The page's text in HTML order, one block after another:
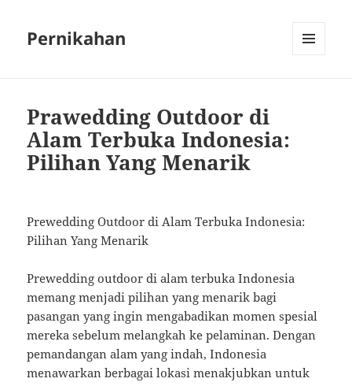
Pernikahan
Prawedding Outdoor di
Alam Terbuka Indonesia:
Pilihan Yang Menarik
Prewedding Outdoor di Alam Terbuka Indonesia:
Pilihan Yang Menarik
Prewedding outdoor di alam terbuka Indonesia
memang menjadi pilihan yang menarik bagi
pasangan yang ingin mengabadikan momen spesial
mereka sebelum melangkah ke pelaminan. Dengan
pemandangan alam yang indah, Indonesia
menawarkan berbagai lokasi menakjubkan untuk